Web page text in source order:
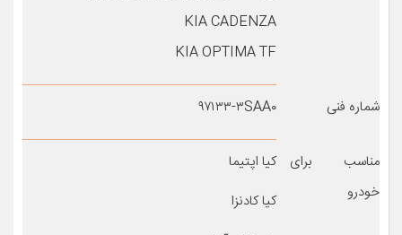
KIA CADENZA
KIA OPTIMA TF
شماره فنی ۹۷۱۳۳-۳SAA۰
مناسب برای
خودرو
کیا اپتیما
کیا کادنزا